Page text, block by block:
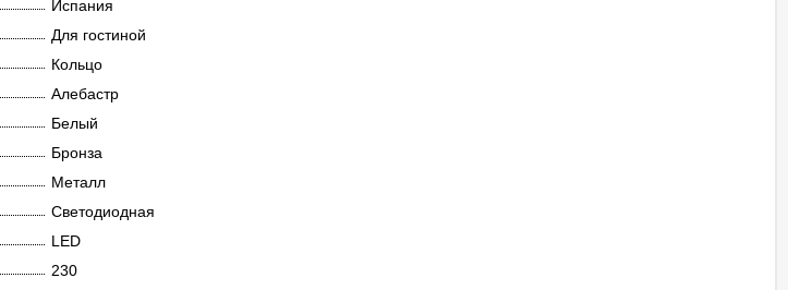
Испания
Для гостиной
Кольцо
Алебастр
Белый
Бронза
Металл
Светодиодная
LED
230